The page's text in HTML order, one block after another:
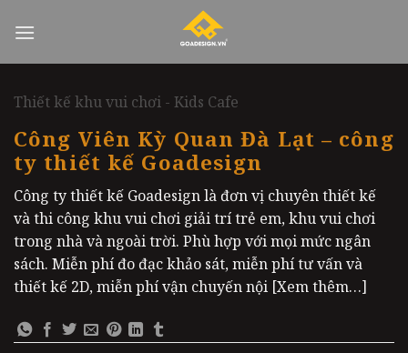
Thiết kế khu vui chơi - Kids Cafe
Công Viên Kỳ Quan Đà Lạt – công
ty thiết kế Goadesign
Công ty thiết kế Goadesign là đơn vị chuyên thiết kế
và thi công khu vui chơi giải trí trẻ em, khu vui chơi
trong nhà và ngoài trời. Phù hợp với mọi mức ngân
sách. Miễn phí đo đạc khảo sát, miễn phí tư vấn và
thiết kế 2D, miễn phí vận chuyến nội [Xem thêm…]